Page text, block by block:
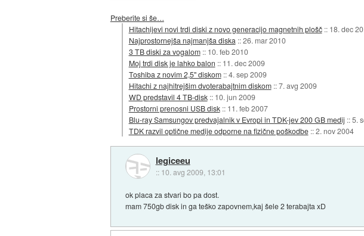
Preberite si še…
Hitachijevi novi trdi diski z novo generacijo magnetnih plošč :: 18. dec
Najprostornejša najmanjša diska ::26. mar 2010
3 TB diski za vogalom :: 10. feb 2010
Moj trdi disk je lahko balon :: 11. dec 2009
Toshiba z novim 2,5" diskom ::4. sep 2009
Hitachi z najhitrejšim dvoterabajtnim diskom ::7. avg 2009
WD predstavil 4 TB-disk :: 10. jun 2009
Prostorni prenosni USB disk :: 11. feb 2007
Blu-ray Samsungov predvajalnik v Evropi in TDK-jev 200 GB medij ::5.
TDK razvil optične medije odporne na fizične poškodbe ::2. nov 2004
legiceeu
:: 10. avg 2009, 13:01
ok placa za stvari bo pa dost.
mam 750gb disk in ga teško zapovnem,kaj šele 2 terabajta xD